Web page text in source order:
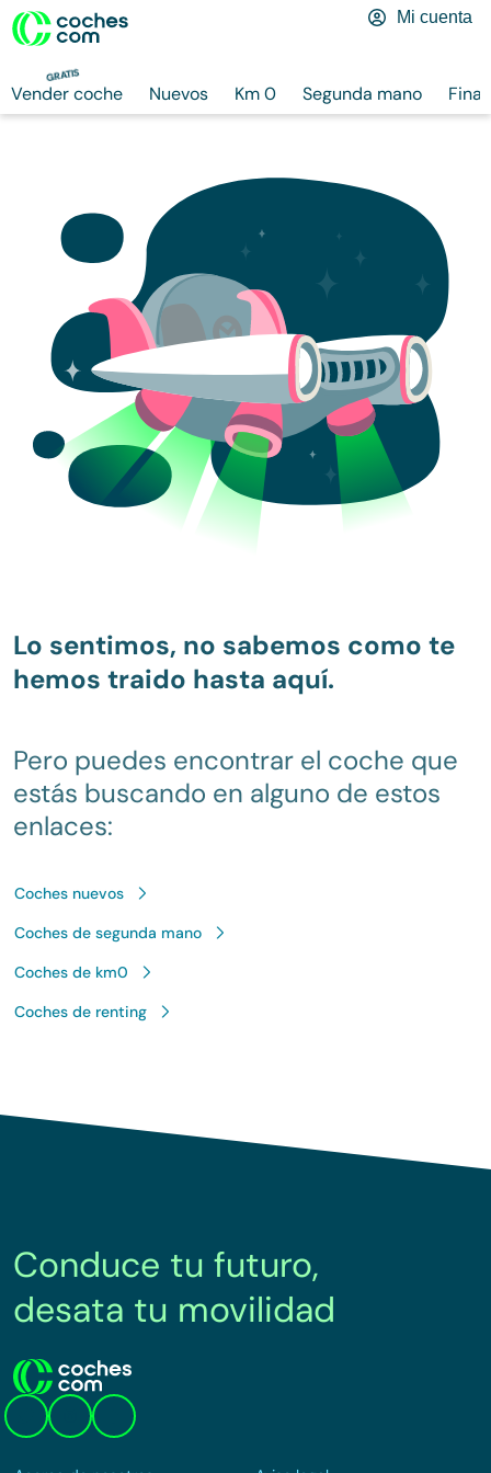
GRATIS
Vender coche Nuevos Km 0 Segunda mano
Mi cuenta
Lo sentimos, no sabemos como te
hemos traido hasta aquí.
Pero puedes encontrar el coche que
estás buscando en alguno de estos
enlaces:
Coches nuevos
Coches de segunda mano
Coches de km0
Coches de renting
Conduce tu futuro,
desata tu movilidad